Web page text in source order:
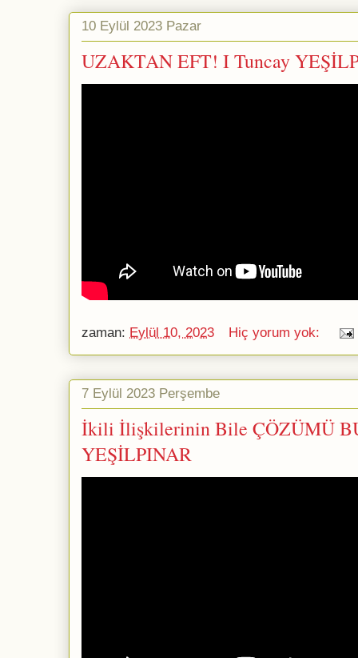
10 Eylül 2023 Pazar
UZAKTAN EFT! I Tuncay
zaman: Eylül 10, 2023 Hiç yorum yok:
7 Eylül 2023 Perşembe
İkili İlişkilerinin Bile ÇÖZÜMÜ
YEŞİLPINAR